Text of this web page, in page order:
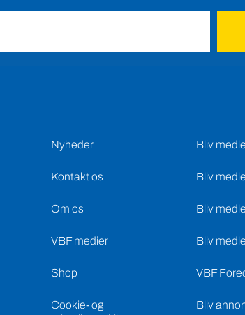
Nyheder
Kontakt os
Om os
VBF medier
Shop
Cookie- og
Bliv
Bliv
Bliv
Bliv
VBF
Bliv